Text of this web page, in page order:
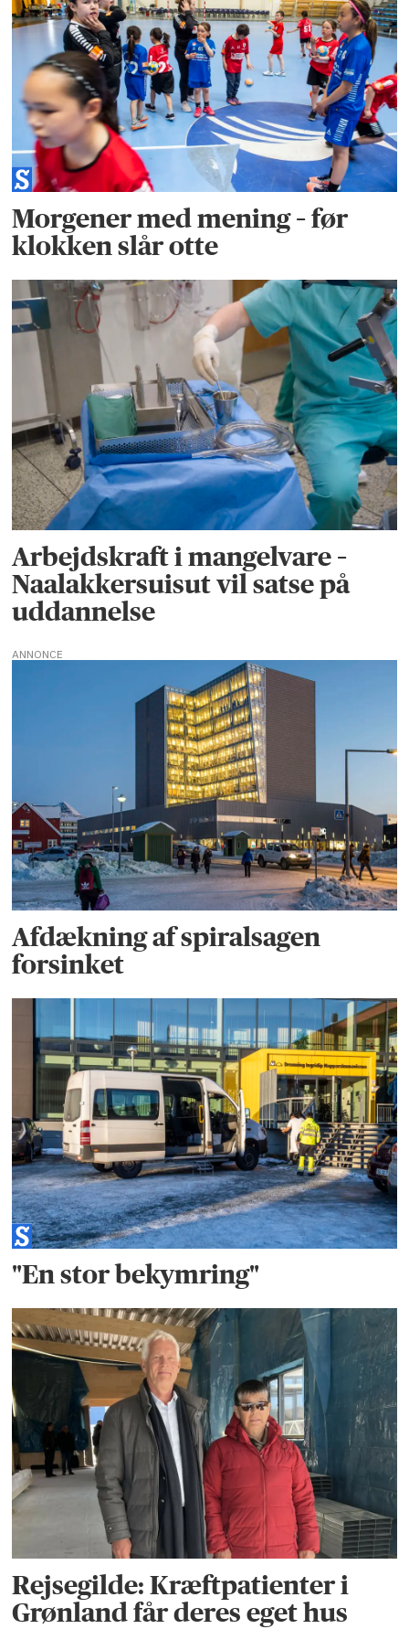
Morgener med mening – før
klokken slår otte
Arbejdskraft i mangelvare –
Naalakkersuisut vil satse på
uddannelse
ANNONCE
Afdækning af spiralsagen
forsinket
"En stor bekymring"
Rejsegilde: Kræftpatienter i
Grønland får deres eget hus